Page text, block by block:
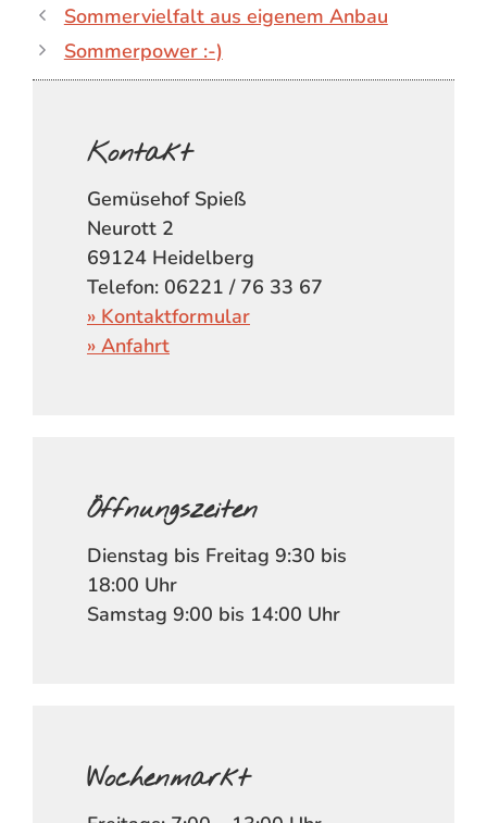
Sommervielfalt aus eigenem Anbau
Sommerpower :-)
Kontakt
Gemüsehof Spieß
Neurott 2
69124 Heidelberg
Telefon: 06221 / 76 33 67
» Kontaktformular
» Anfahrt
Öffnungszeiten
Dienstag bis Freitag 9:30 bis
18:00 Uhr
Samstag 9:00 bis 14:00 Uhr
Wochenmarkt